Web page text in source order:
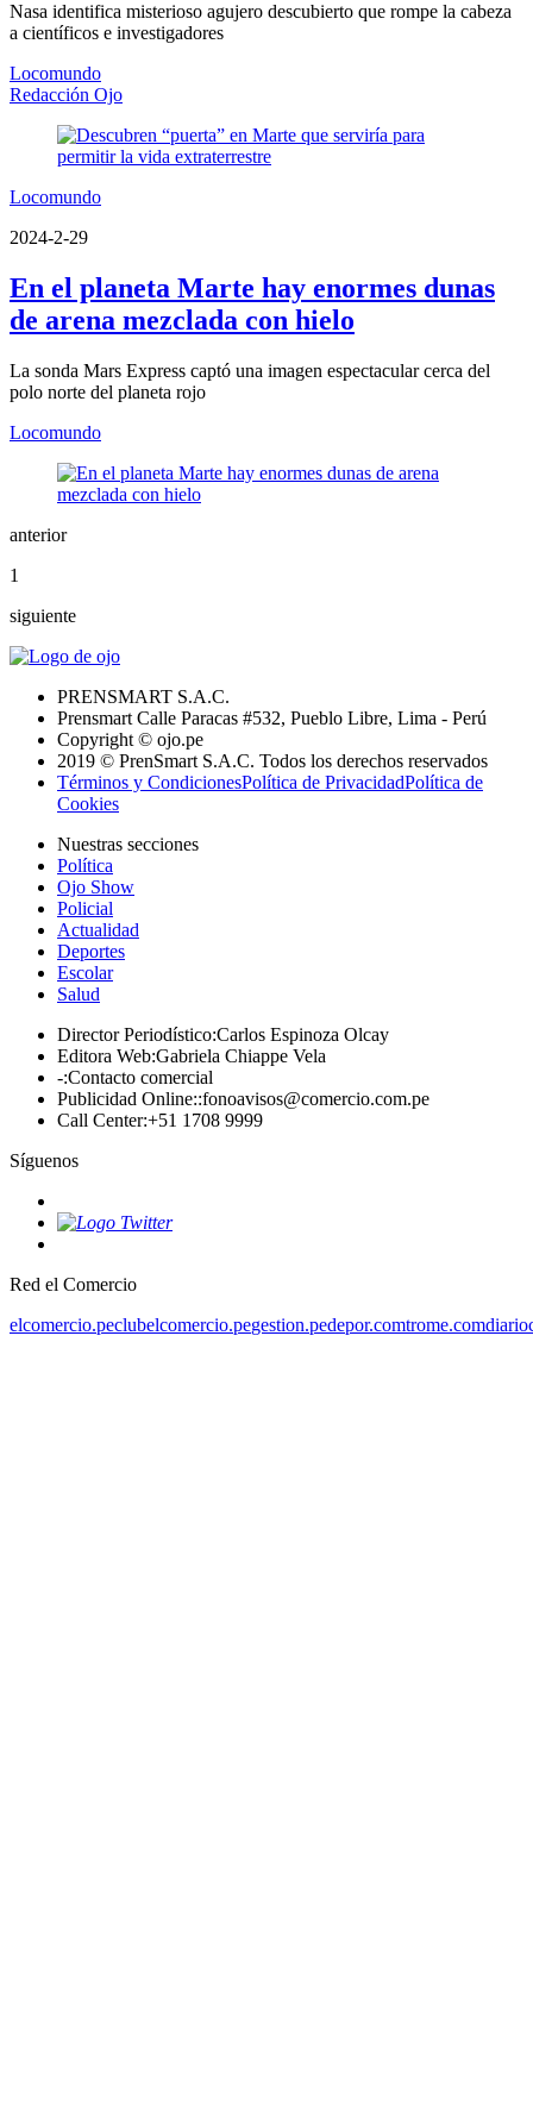
Nasa identifica misterioso agujero descubierto que rompe la cabeza
a científicos e investigadores
Locomundo
Redacción Ojo
Locomundo
2024-2-29
En el planeta Marte hay enormes dunas
de arena mezclada con hielo
La sonda Mars Express captó una imagen espectacular cerca del
polo norte del planeta rojo
Locomundo
anterior
1
siguiente
PRENSMART S.A.C.
Prensmart Calle Paracas #532, Pueblo Libre, Lima - Perú
Copyright © ojo.pe
2019 © PrenSmart S.A.C. Todos los derechos reservados
Términos y CondicionesPolítica de PrivacidadPolítica de
Cookies
Nuestras secciones
Política
Ojo Show
Policial
Actualidad
Deportes
Escolar
Salud
Director Periodístico:Carlos Espinoza Olcay
Editora Web:Gabriela Chiappe Vela
-:Contacto comercial
Publicidad Online::fonoavisos@comercio.com.pe
Call Center:+51 1708 9999
Síguenos
Red el Comercio
elcomercio.peclubelcomercio.pegestion.pedepor.comtrome.com